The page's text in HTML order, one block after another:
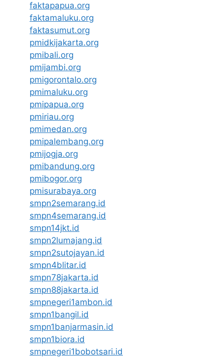
faktapapua.org
faktamaluku.org
faktasumut.org
pmidkijakarta.org
pmibali.org
pmijambi.org
pmigorontalo.org
pmimaluku.org
pmipapua.org
pmiriau.org
pmimedan.org
pmipalembang.org
pmijogja.org
pmibandung.org
pmibogor.org
pmisurabaya.org
smpn2semarang.id
smpn4semarang.id
smpn14jkt.id
smpn2lumajang.id
smpn2sutojayan.id
smpn4blitar.id
smpn78jakarta.id
smpn88jakarta.id
smpnegeri1ambon.id
smpn1bangil.id
smpn1banjarmasin.id
smpn1biora.id
smpnegeri1bobotsari.id